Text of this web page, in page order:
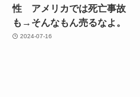
性 アメリカでは死亡事故
も→そんなもん売るなよ。
2024-07-16